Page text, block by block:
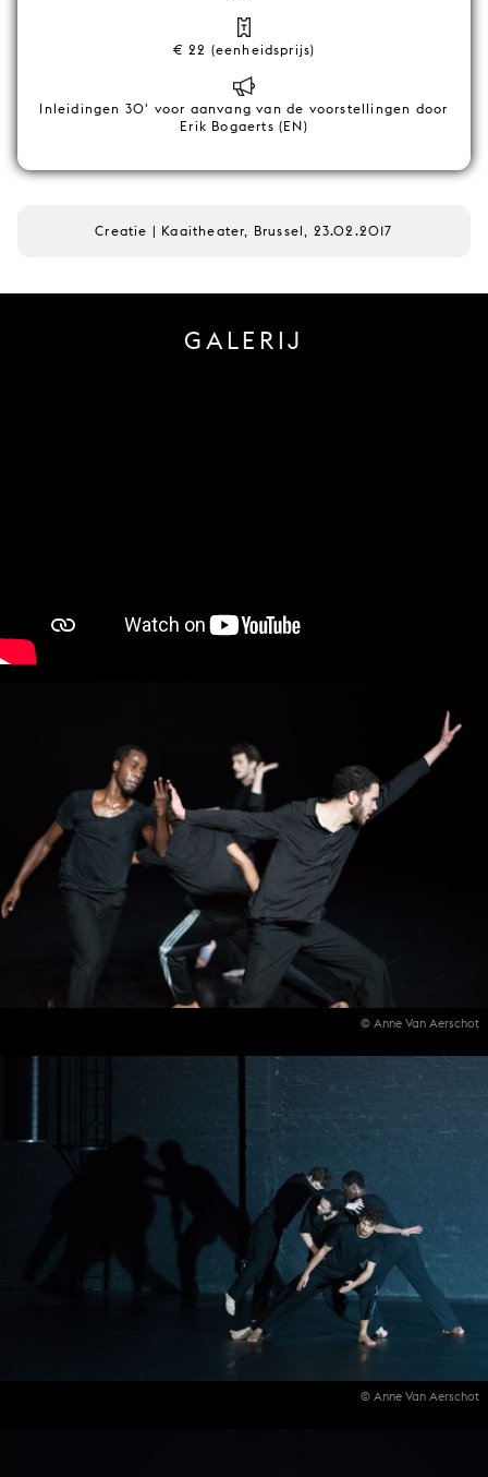
€ 22 (eenheidsprijs)
Inleidingen 30' voor aanvang van de voorstellingen door
Erik Bogaerts (EN)
Creatie | Kaaitheater, Brussel, 23.02.2017
GALERIJ
© Anne Van Aerschot
© Anne Van Aerschot